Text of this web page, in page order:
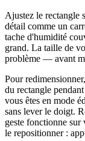
Ajustez le rectangle
détail comme un
tache d'humidité
grand. La taille de
problème — avant
Pour
du rectangle
vous êtes en mode
sans lever le doigt.
geste fonctionne
le repositionner :